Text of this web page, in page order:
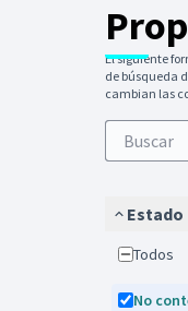
El siguiente
de búsqueda
cambian las
Estado
Todos
No